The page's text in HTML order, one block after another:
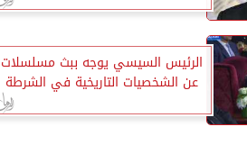
الرئيس السيسي يوجه ببث مسلسلات
عن الشخصيات التاريخية في الشرطة